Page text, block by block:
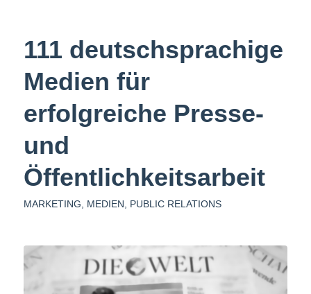
111 deutschsprachige
Medien für
erfolgreiche Presse-
und
Öffentlichkeitsarbeit
MARKETING MEDIEN PUBLIC RELATIONS